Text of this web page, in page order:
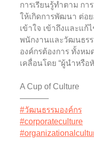
การเรียนรู้ทำตาม ก
ให้เกิดการพัฒนา ต่อ
เข้าใจ เข้าถึงและแก้
พนักงานและวัฒนธรร
องค์กรต้องการ ทั้งห
เคลื่อนโดย “ผู้นำหรือ
A Cup of Culture
———–
#วัฒนธรรมองค์กร
#corporateculture